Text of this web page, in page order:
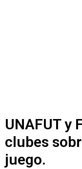
UNAFUT y
clubes
juego.